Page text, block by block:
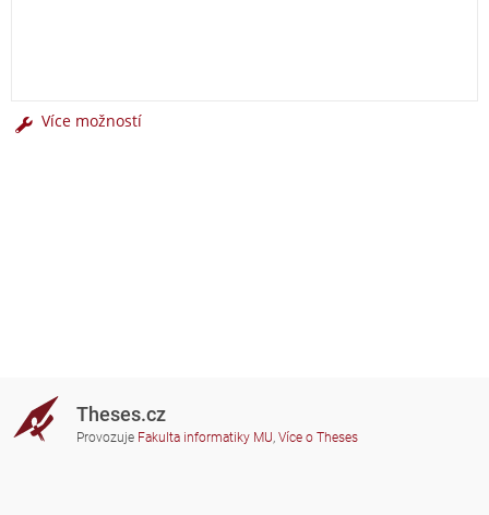
Více možností
Theses.cz
Provozuje Fakulta informatiky MU, Více o Theses